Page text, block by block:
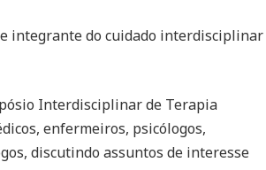
integrante do cuidado interdisciplinar
Interdisciplinar de Terapia
enfermeiros, psicólogos,
discutindo assuntos de interesse